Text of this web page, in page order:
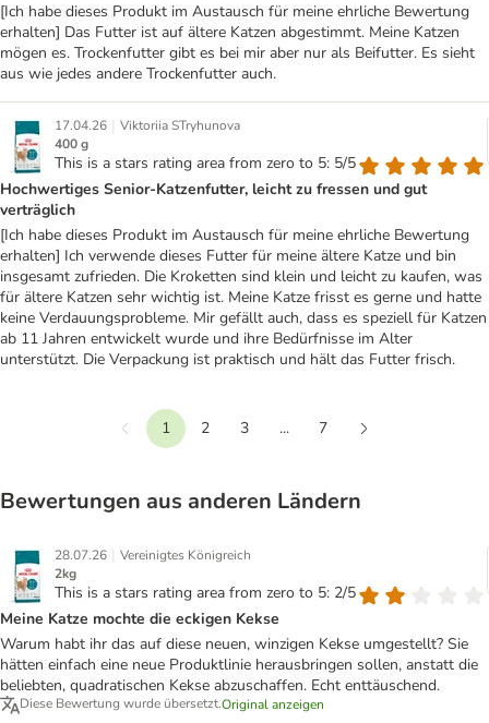
[Ich habe dieses Produkt im Austausch für meine ehrliche Bewertung
erhalten] Das Futter ist auf ältere Katzen abgestimmt. Meine Katzen
mögen es. Trockenfutter gibt es bei mir aber nur als Beifutter. Es sieht
aus wie jedes andere Trockenfutter auch.
17.04.26 | Viktoriia STryhunova
400 g
This is a stars rating area from zero to 5: 5/5
Hochwertiges Senior-Katzenfutter, leicht zu fressen und gut
verträglich
[Ich habe dieses Produkt im Austausch für meine ehrliche Bewertung
erhalten] Ich verwende dieses Futter für meine ältere Katze und bin
insgesamt zufrieden. Die Kroketten sind klein und leicht zu kaufen, was
für ältere Katzen sehr wichtig ist. Meine Katze frisst es gerne und hatte
keine Verdauungsprobleme. Mir gefällt auch, dass es speziell für Katzen
ab 11 Jahren entwickelt wurde und ihre Bedürfnisse im Alter
unterstützt. Die Verpackung ist praktisch und hält das Futter frisch.
Vorherige
1 2 3 ...
7
Bewertungen aus anderen Ländern
28.07.26 | Vereinigtes Königreich
2kg
This is a stars rating area from zero to 5: 2/5
Meine Katze mochte die eckigen Kekse
Warum habt ihr das auf diese neuen, winzigen Kekse umgestellt? Sie
hätten einfach eine neue Produktlinie herausbringen sollen, anstatt die
beliebten, quadratischen Kekse abzuschaffen. Echt enttäuschend.
Diese Bewertung wurde übersetzt.Original anzeigen